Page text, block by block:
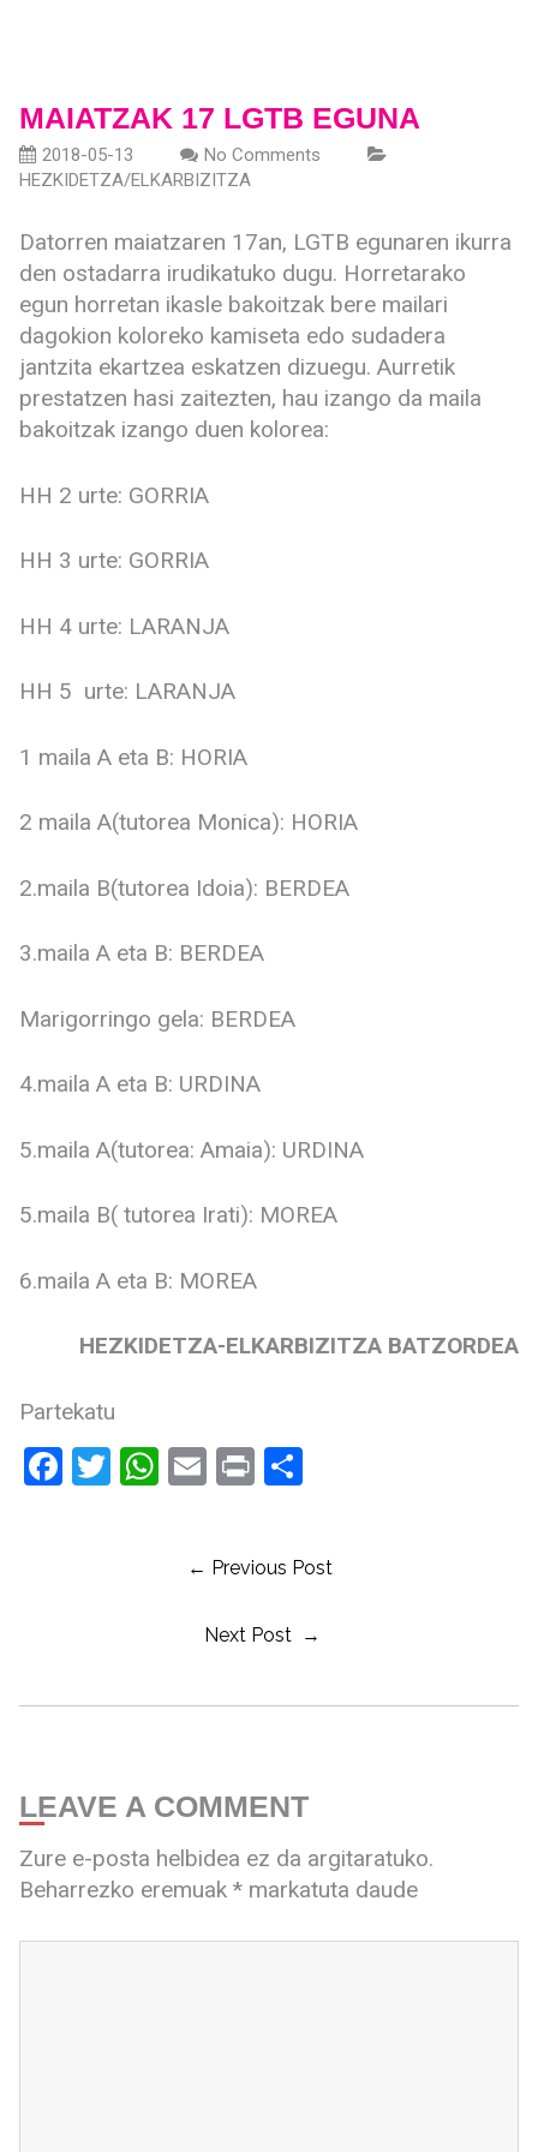
MAIATZAK 17 LGTB EGUNA
2018-05-13
No Comments
HEZKIDETZA/ELKARBIZITZA
Datorren maiatzaren 17an, LGTB egunaren ikurra
den ostadarra irudikatuko dugu. Horretarako
egun horretan ikasle bakoitzak bere mailari
dagokion koloreko kamiseta edo sudadera
jantzita ekartzea eskatzen dizuegu. Aurretik
prestatzen hasi zaitezten, hau izango da maila
bakoitzak izango duen kolorea:
HH 2 urte: GORRIA
HH 3 urte: GORRIA
HH 4 urte: LARANJA
HH 5 urte: LARANJA
1 maila A eta B: HORIA
2 maila A(tutorea Monica): HORIA
2.maila B(tutorea Idoia): BERDEA
3.maila A eta B: BERDEA
Marigorringo gela: BERDEA
4.maila A eta B: URDINA
5.maila A(tutorea: Amaia): URDINA
5.maila B( tutorea Irati): MOREA
6.maila A eta B: MOREA
HEZKIDETZA-ELKARBIZITZA BATZORDEA
Partekatu
Facebook
Twitter
WhatsApp
Email
PrintShare
← Previous Post
Next Post →
LEAVE A COMMENT
Zure e-posta helbidea ez da argitaratuko.
Beharrezko eremuak *markatuta daude